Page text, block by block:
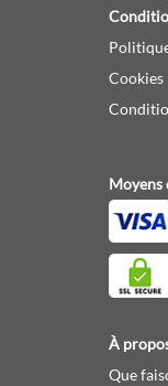
Cookies
Moyens
À
Que